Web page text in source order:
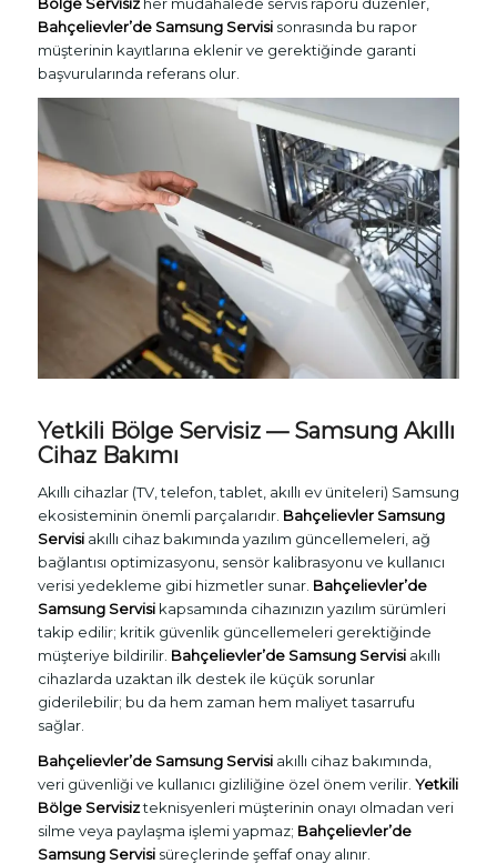
Bahçelievler’de Samsung Servisisonrasında bu rapor
müşterinin kayıtlarına eklenir ve gerektiğinde garanti
başvurularında referans olur.
Yetkili Bölge Servisiz — Samsung Akıllı
Cihaz Bakımı
Akıllı cihazlar (TV, telefon, tablet, akıllı ev üniteleri) Samsung
ekosisteminin önemli parçalarıdır. Bahçelievler Samsung
Servisiakıllı cihaz bakımında yazılım güncellemeleri, ağ
bağlantısı optimizasyonu, sensör kalibrasyonu ve kullanıcı
verisi yedekleme gibi hizmetler sunar. Bahçelievler’de
Samsung Servisikapsamında cihazınızın yazılım sürümleri
takip edilir; kritik güvenlik güncellemeleri gerektiğinde
müşteriye bildirilir. Bahçelievler’de Samsung Servisiakıllı
cihazlarda uzaktan ilk destek ile küçük sorunlar
giderilebilir; bu da hem zaman hem maliyet tasarrufu
sağlar.
Bahçelievler’de Samsung Servisiakıllı cihaz bakımında,
veri güvenliği ve kullanıcı gizliliğine özel önem verilir. Yetkili
Bölge Servisizteknisyenleri müşterinin onayı olmadan veri
silme veya paylaşma işlemi yapmaz; Bahçelievler’de
Samsung Servisisüreçlerinde şeffaf onay alınır.